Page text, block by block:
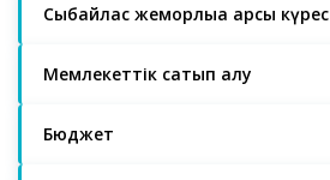
Сыбайлас жемқорлыққа қарсы күрес
Мемлекеттік сатып алу
Бюджет